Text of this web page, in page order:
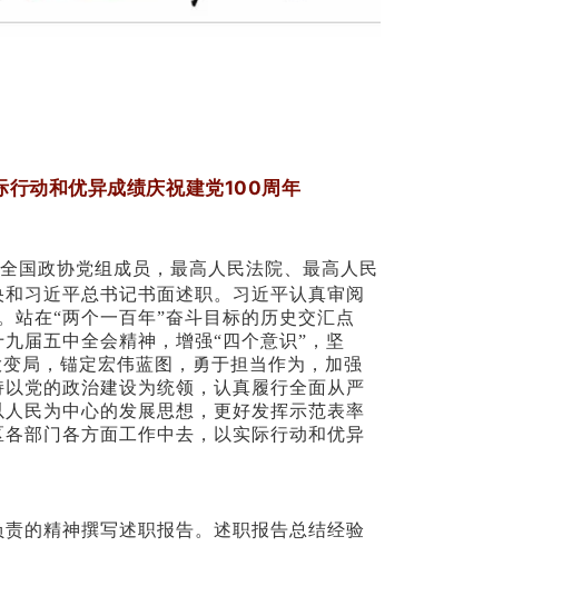
行动和优异成绩庆祝建党100周年
国政协党组成员，最高人民法院、最高人民
习近平总书记书面述职。习近平认真审阅
站在“两个一百年”奋斗目标的历史交汇点
届五中全会精神，增强“四个意识”，坚
局，锚定宏伟蓝图，勇于担当作为，加强
党的政治建设为统领，认真履行全面从严
民为中心的发展思想，更好发挥示范表率
部门各方面工作中去，以实际行动和优异
的精神撰写述职报告。述职报告总结经验